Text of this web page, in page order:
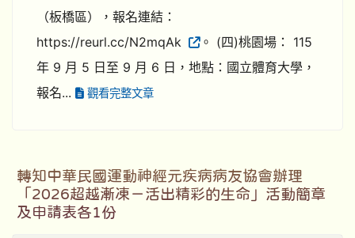
（板橋區），報名連結：
https://reurl.cc/N2mqAk
。 (四)桃園場： 115
年 9 月 5 日至 9 月 6 日，地點：國立體育大學，
報名...
觀看完整文章
轉知中華民國運動神經元疾病病友協會辦理
「2026超越漸凍－活出精彩的生命」活動簡章
及申請表各1份